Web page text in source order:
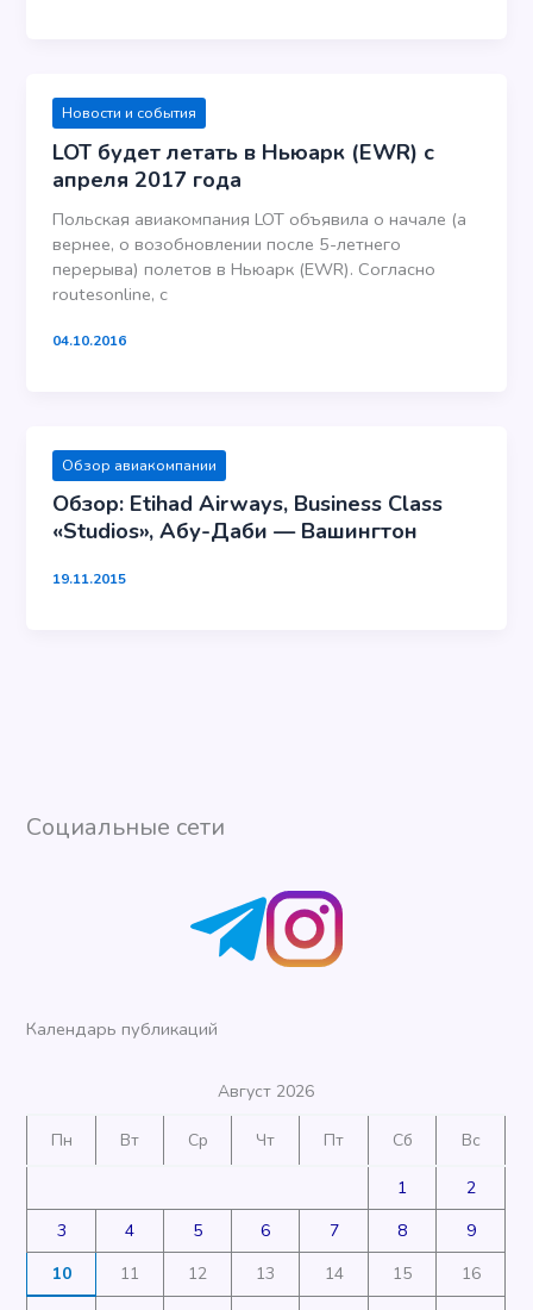
Новости и события
LOT будет летать в Ньюарк (EWR) с
апреля 2017 года
Польская авиакомпания LOT объявила о начале (а
вернее, о возобновлении после 5-летнего
перерыва) полетов в Ньюарк (EWR). Согласно
routesonline, с
04.10.2016
Обзор авиакомпании
Обзор: Etihad Airways, Business Class
«Studios», Абу-Даби — Вашингтон
19.11.2015
Социальные сети
Календарь публикаций
Август 2026
Пн Вт Ср Чт Пт Сб Вс
1
2
3
4 5 6 7 8
9
10
11 12 13 14 15
16